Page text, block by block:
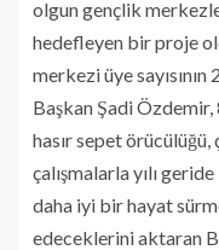
olgun gençlik
hedefleyen bir proje
merkezi üye
Başkan Şadi Özdemir,
hasır sepet
çalışmalarla yılı
daha iyi bir hayat
edeceklerini aktaran